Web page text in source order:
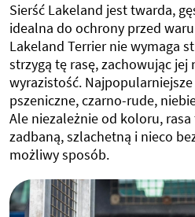
Sierść Lakeland jest twarda,
idealna do ochrony przed
Lakeland Terrier nie wymaga
strzygą tę rasę, zachowując jej
wyrazistość.
pszeniczne, czarno-rude,
Ale niezależnie od koloru,
zadbaną, szlachetną i nieco
możliwy sposób.